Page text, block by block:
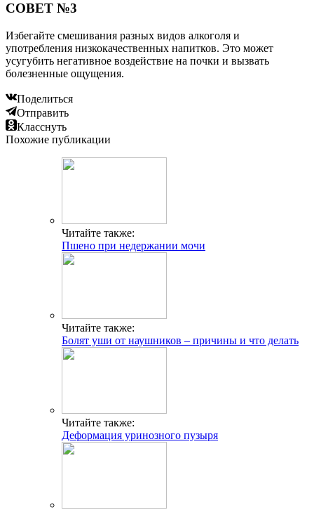
СОВЕТ №3
Избегайте смешивания разных видов алкоголя и
употребления низкокачественных напитков. Это может
усугубить негативное воздействие на почки и вызвать
болезненные ощущения.
Поделиться
Отправить
Класснуть
Похожие публикации
Читайте также:
Пшено при недержании мочи
Читайте также:
Болят уши от наушников – причины и что делать
Читайте также:
Деформация уринозного пузыря